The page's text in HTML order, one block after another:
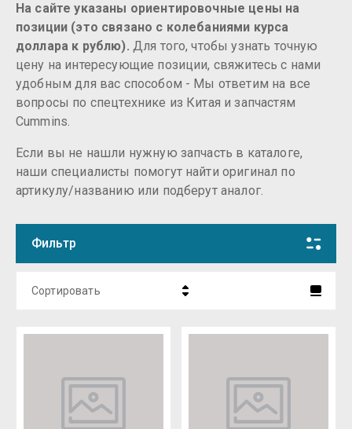
На сайте указаны ориентировочные цены на
позиции (это связано с колебаниями курса
доллара к рублю). Для того, чтобы узнать точную
цену на интересующие позиции, свяжитесь с нами
удобным для вас способом - Мы ответим на все
вопросы по спецтехнике из Китая и запчастям
Cummins.
Если вы не нашли нужную запчасть в каталоге,
наши специалисты помогут найти оригинал по
артикулу/названию или подберут аналог.
Фильтр
Сортировать
Название - Я-А
Название - А-Я